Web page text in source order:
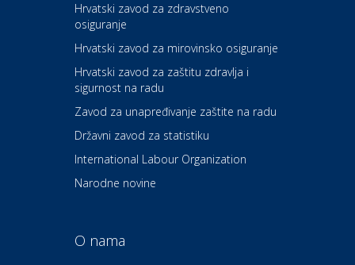
Zdravlje i osiguranje
Povoljnosti
Dental Sudar
Dom i dizajn
Euro-vrt – kosilice, motorne
Odmor
Hrvatski zavod za zdravstveno
osiguranje
Hrvatski zavod za mirovinsko osiguranje
Hrvatski zavod za zaštitu zdravlja i
sigurnost na radu
Zavod za unapređivanje zaštite na radu
Državni zavod za statistiku
International Labour Organization
Narodne novine
O nama